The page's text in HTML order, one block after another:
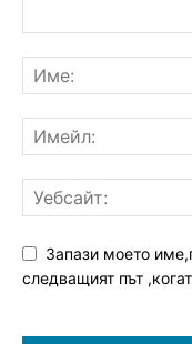
Запази моето
следващият път